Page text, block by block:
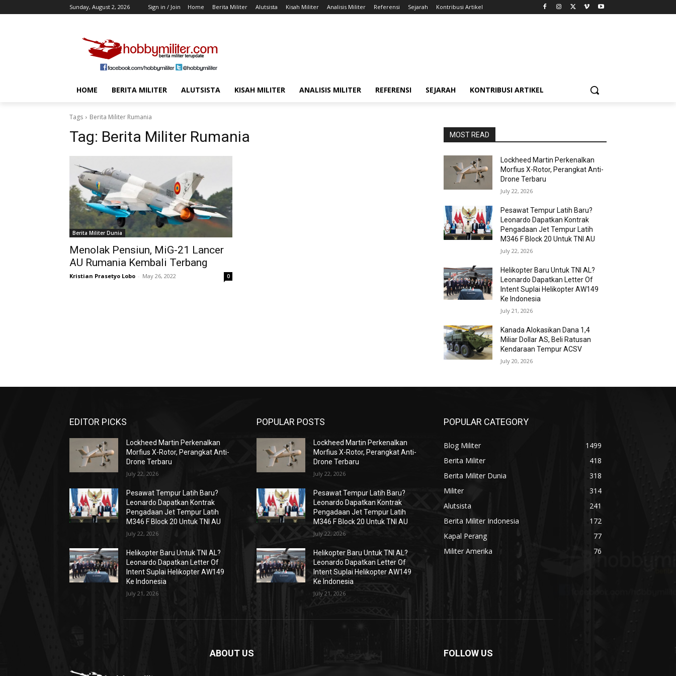
Sunday, August 2, 2026 Sign in / Join Home Berita Militer Alutsista Kisah Militer Analisis Militer Referensi Sejarah Kontribusi Artikel
HOME BERITA MILITER ALUTSISTA KISAH MILITER ANALISIS MILITER REFERENSI SEJARAH KONTRIBUSI ARTIKEL
Tags Berita Militer Rumania
Tag: Berita Militer Rumania
Berita Militer Dunia
Menolak Pensiun, MiG-21 Lancer
AU Rumania Kembali Terbang
Kristian Prasetyo Lobo - May 26, 2022 0
MOST READ
Lockheed Martin Perkenalkan
Morfius X-Rotor, Perangkat Anti-
Drone Terbaru
July 22, 2026
Pesawat Tempur Latih Baru?
Leonardo Dapatkan Kontrak
Pengadaan Jet Tempur Latih
M346 F Block 20 Untuk TNI AU
July 22, 2026
Helikopter Baru Untuk TNI AL?
Leonardo Dapatkan Letter Of
Intent Suplai Helikopter AW149
Ke Indonesia
July 21, 2026
Kanada Alokasikan Dana 1,4
Miliar Dollar AS, Beli Ratusan
Kendaraan Tempur ACSV
July 20, 2026
EDITOR PICKS
Lockheed Martin Perkenalkan
Morfius X-Rotor, Perangkat Anti-
Drone Terbaru
July 22, 2026
Pesawat Tempur Latih Baru?
Leonardo Dapatkan Kontrak
Pengadaan Jet Tempur Latih
M346 F Block 20 Untuk TNI AU
July 22, 2026
Helikopter Baru Untuk TNI AL?
Leonardo Dapatkan Letter Of
Intent Suplai Helikopter AW149
Ke Indonesia
July 21, 2026
POPULAR POSTS
Lockheed Martin Perkenalkan
Morfius X-Rotor, Perangkat Anti-
Drone Terbaru
July 22, 2026
Pesawat Tempur Latih Baru?
Leonardo Dapatkan Kontrak
Pengadaan Jet Tempur Latih
M346 F Block 20 Untuk TNI AU
July 22, 2026
Helikopter Baru Untuk TNI AL?
Leonardo Dapatkan Letter Of
Intent Suplai Helikopter AW149
Ke Indonesia
July 21, 2026
POPULAR CATEGORY
Blog Militer
1499
Berita Militer
418
Berita Militer Dunia
318
Militer
314
Alutsista
241
Berita Militer Indonesia
172
Kapal Perang
77
Militer Amerika
76
ABOUT US FOLLOW US